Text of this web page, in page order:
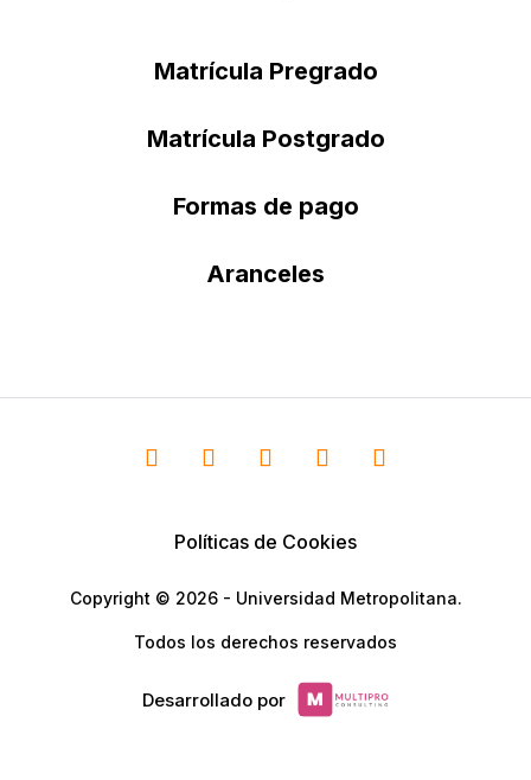
Matrícula Pregrado
Matrícula Postgrado
Formas de pago
Aranceles
Políticas de Cookies
Copyright © 2026 - Universidad Metropolitana.
Todos los derechos reservados
Desarrollado por